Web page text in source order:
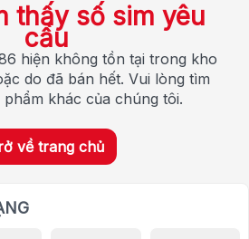
thấy số sim yêu
cầu
hiện không tồn tại trong kho
do đã bán hết. Vui lòng tìm
phẩm khác của chúng tôi.
về trang chủ